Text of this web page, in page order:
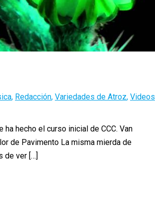
, Redacción, Variedades de Atroz, Videos
hecho el curso inicial de CCC. Van
de Pavimento La misma mierda de
de ver […]